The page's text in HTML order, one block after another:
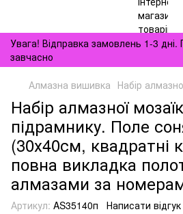
Увага! Відправка замовлень 1-3 дні.
завчасно
Алмазна вишивка Набір
Набір алмазної
підрамнику. Поле
(30х40см, квадратні
повна викладка
алмазами за
Артикул: AS35140п Написати відгук